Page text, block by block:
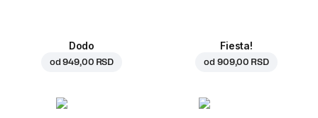
Dodo
od949,00 RSD
Fiesta!
od 909,00 RSD